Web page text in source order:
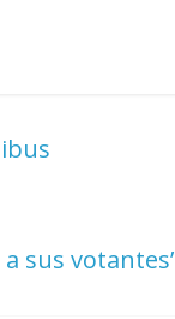
sus votantes’